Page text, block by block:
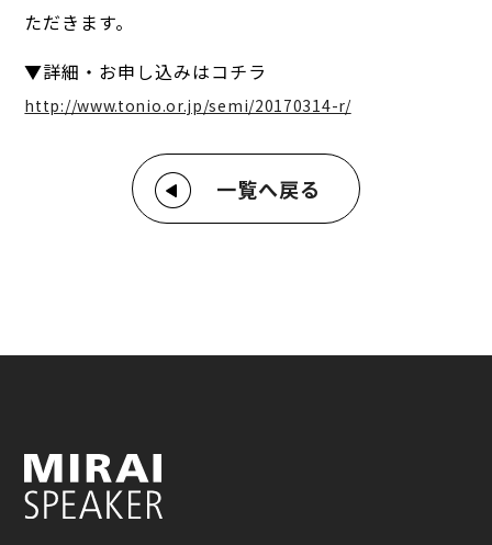
ただきます。
▼詳細・お申し込みはコチラ
http://www.tonio.or.jp/semi/20170314-r/
一覧へ戻る